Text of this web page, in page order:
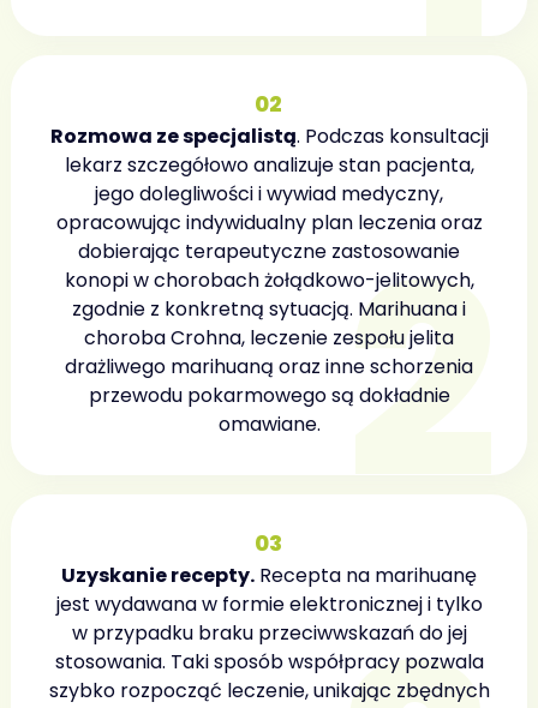
02
Rozmowa ze specjalistą. Podczas konsultacji
lekarz szczegółowo analizuje stan pacjenta,
jego dolegliwości i wywiad medyczny,
opracowując indywidualny plan leczenia oraz
dobierając terapeutyczne zastosowanie
konopi w chorobach żołądkowo-jelitowych,
zgodnie z konkretną sytuacją. Marihuana i
choroba Crohna, leczenie zespołu jelita
drażliwego marihuaną oraz inne schorzenia
przewodu pokarmowego są dokładnie
omawiane.
03
Uzyskanie recepty. Recepta na marihuanę
jest wydawana w formie elektronicznej i tylko
w przypadku braku przeciwwskazań do jej
stosowania. Taki sposób współpracy pozwala
szybko rozpocząć leczenie, unikając zbędnych